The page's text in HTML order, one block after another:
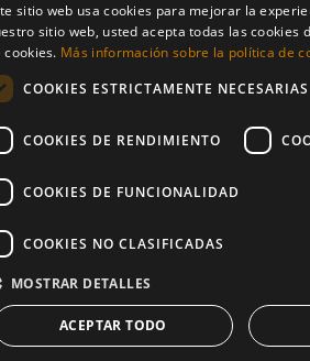
C. del Ciervo, 1D
Urbanización Los
© NVOGA 2024 · Cookies·
sitio web usa cookies para mejorar la
sitio web, usted acepta todas las cookies
cookies. Más información sobre la política de
COOKIES ESTRICTAMENTE NECESARIAS
COOKIES DE RENDIMIENTO
COOKIES DE FUNCIONALIDAD
COOKIES NO CLASIFICADAS
MOSTRAR DETALLES
ACEPTAR TODO